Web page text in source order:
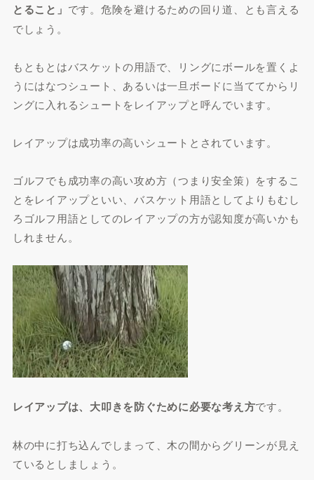
とること」 です。危険を避けるための回り道、とも言える
でしょう。
もともとはバスケットの用語で、リングにボールを置くよ
うにはなつシュート、あるいは一旦ボードに当ててからリ
ングに入れるシュートをレイアップと呼んでいます。
レイアップは成功率の高いシュートとされています。
ゴルフでも成功率の高い攻め方（つまり安全策）をするこ
とをレイアップといい、バスケット用語としてよりもむし
ろゴルフ用語としてのレイアップの方が認知度が高いかも
しれません。
レイアップは、大叩きを防ぐために必要な考え方です。
林の中に打ち込んでしまって、木の間からグリーンが見え
ているとしましょう。